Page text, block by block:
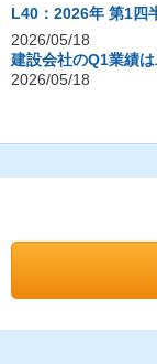
L40：2026年 第1四
2026/05/18
建設会社のQ1業績
2026/05/18